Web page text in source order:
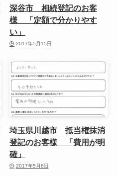
深谷市 相続登記のお客
様 「定額で分かりやす
い」
2017年5月15日
埼玉県川越市 抵当権抹消
登記のお客様 「費用が明
確」
2017年5月8日